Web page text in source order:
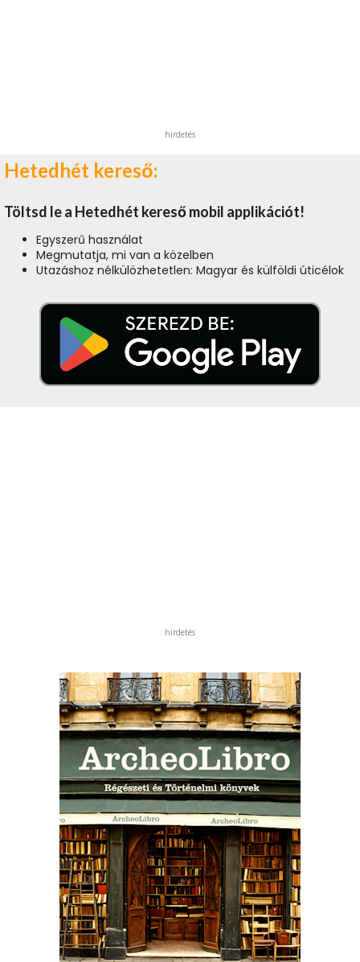
hirdetés
Hetedhét kereső:
Töltsd le a Hetedhét kereső mobil applikációt!
Egyszerű használat
Megmutatja, mi van a közelben
Utazáshoz nélkülözhetetlen: Magyar és külföldi úticélok
hirdetés